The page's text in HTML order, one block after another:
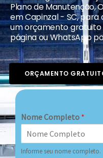
Plano de Manutenção,
em Capinzal - SC,
um orçamento
página ou WhatsApp
ORÇAMENTO
Nome Completo *
Informe seu nome completo.